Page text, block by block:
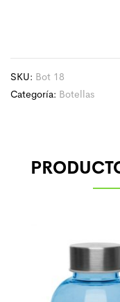
SKU: Bot 18
Categoría: Botellas